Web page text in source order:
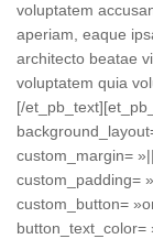
voluptatem
aperiam, eaque
architecto beatae
voluptatem quia
[/
custom_margin=
custom_padding=
custom_button=
button_text_color=